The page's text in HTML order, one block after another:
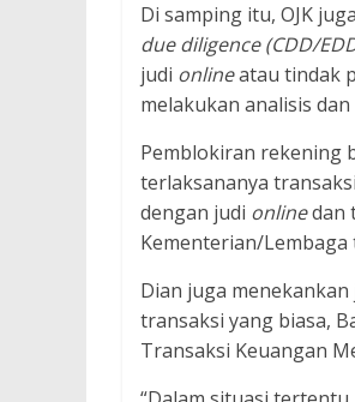
Di samping itu, OJK
due diligence (CDD/
judi onlineatau tindak
melakukan analisis
Pemblokiran rekening
terlaksananya
dengan judi onlinedan
Kementerian/
Dian juga
transaksi yang biasa,
Transaksi Keuangan